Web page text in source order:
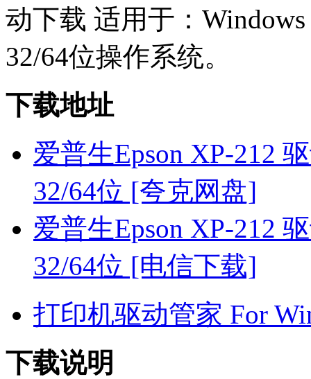
动下载 适用于：
32/64位操作系统。
下载地址
爱普生Epson XP-212
32/64位 [夸克网盘]
爱普生Epson XP-212
32/64位 [电信下载]
打印机驱动管家 For
下载说明